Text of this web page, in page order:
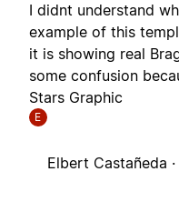
I didnt understand
example of this
it is showing real
some confusion
Stars Graphic
E
Elbert Castañeda ·